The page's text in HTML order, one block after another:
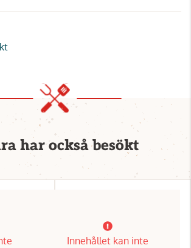
har också besökt
Innehållet kan inte